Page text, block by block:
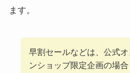
ます。
早割セールなどは、公式オ
ンショップ限定企画の場合